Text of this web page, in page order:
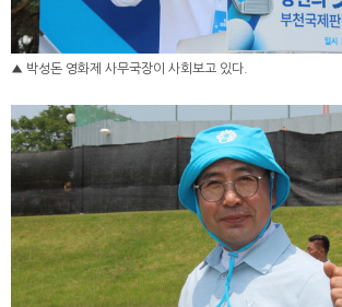
▲ 박성돈 영화제 사무국장이 사회보고 있다.